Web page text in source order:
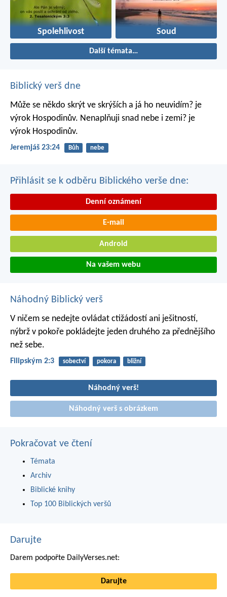
Spolehlivost Soud
Další témata…
Biblický verš dne
Může se někdo skrýt ve skrýších a já ho neuvidím? je
výrok Hospodinův. Nenaplňuji snad nebe i zemi? je
výrok Hospodinův.
Jeremjáš 23:24 Bůh nebe
Přihlásit se k odběru Biblického verše dne:
Denní oznámení
E-mail
Android
Na vašem webu
Náhodný Biblický verš
V ničem se nedejte ovládat ctižádostí ani ješitností,
nýbrž v pokoře pokládejte jeden druhého za přednějšího
než sebe.
Filipským 2:3 sobectví pokora bližní
Náhodný verš!
Náhodný verš s obrázkem
Pokračovat ve čtení
Témata
Archiv
Biblické knihy
Top 100 Biblických veršů
Darujte
Darem podpořte DailyVerses.net:
Darujte